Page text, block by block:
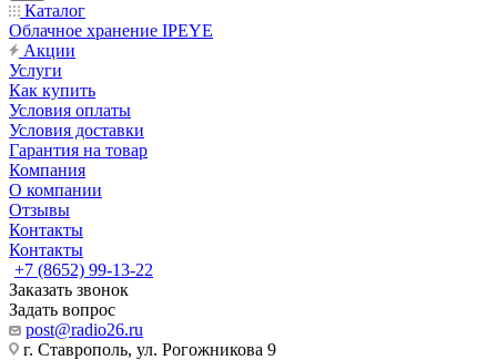
Каталог
Облачное хранение IPEYE
Акции
Услуги
Как купить
Условия оплаты
Условия доставки
Гарантия на товар
Компания
О компании
Отзывы
Контакты
Контакты
+7 (8652) 99-13-22
Заказать звонок
Задать вопрос
post@radio26.ru
г. Ставрополь, ул. Рогожникова 9